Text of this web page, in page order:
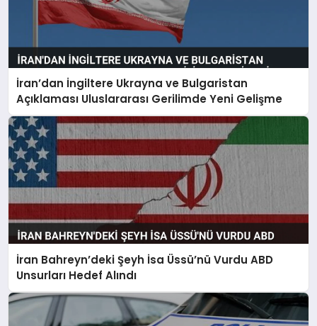
İran’dan İngiltere Ukrayna ve Bulgaristan
Açıklaması Uluslararası Gerilimde Yeni Gelişme
İran Bahreyn’deki Şeyh İsa Üssü’nü Vurdu ABD
Unsurları Hedef Alındı